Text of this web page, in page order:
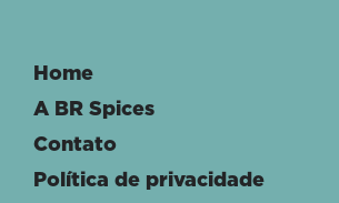
Home
A BR Spices
Contato
Política de privacidade